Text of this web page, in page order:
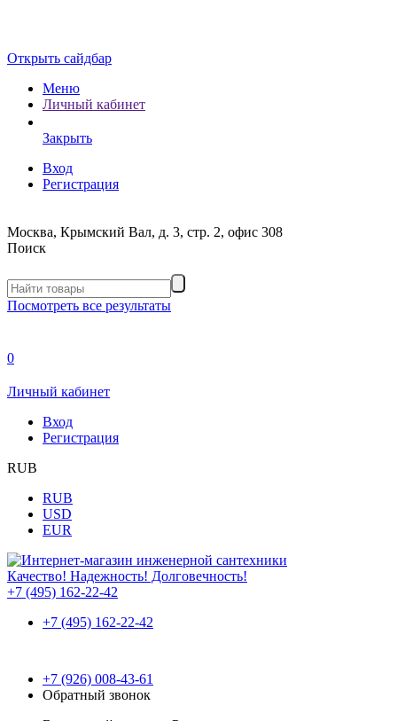
Открыть сайдбар
Меню
Личный кабинет
Закрыть
Вход
Регистрация
Москва, Крымский Вал, д. 3, стр. 2, офис 308
Поиск
Посмотреть все результаты
0
Личный кабинет
Вход
Регистрация
RUB
RUB
USD
EUR
Качество! Надежность! Долговечность!
+7 (495) 162-22-42
+7 (495) 162-22-42
+7 (926) 008-43-61
Обратный звонок